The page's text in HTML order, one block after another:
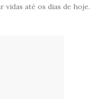
vidas até os dias de hoje.